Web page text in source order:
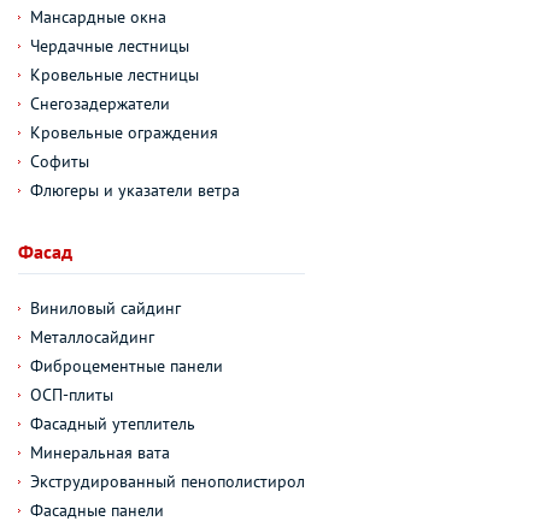
Мансардные окна
Чердачные лестницы
Кровельные лестницы
Снегозадержатели
Кровельные ограждения
Софиты
Флюгеры и указатели ветра
Фасад
Виниловый сайдинг
Металлосайдинг
Фиброцементные панели
ОСП-плиты
Фасадный утеплитель
Минеральная вата
Экструдированный пенополистирол
Фасадные панели